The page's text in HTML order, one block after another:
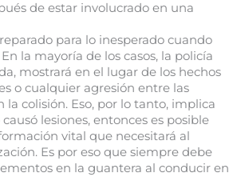
de estar involucrado en una
para lo inesperado cuando
la mayoría de los casos, la policía
mostrará en el lugar de los hechos
o cualquier agresión entre las
la colisión. Eso, por lo tanto, implica
lesiones, entonces es posible
vital que necesitará al
Es por eso que siempre debe
en la guantera al conducir en